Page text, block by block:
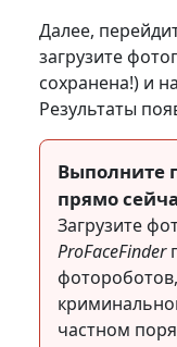
Далее,
загрузите
сохранена!) и
Результаты
Выполните
прямо
Загрузите
ProFaceFinder
частном